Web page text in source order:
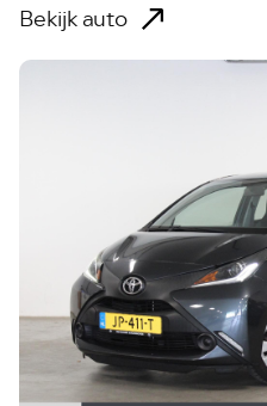
Bekijk auto